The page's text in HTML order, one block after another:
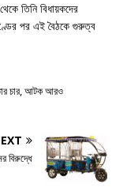
তিনি বিধায়কদের
পর এই বৈঠকে গুরুত্ব
চার, আটক আরও
বিরুদ্ধে